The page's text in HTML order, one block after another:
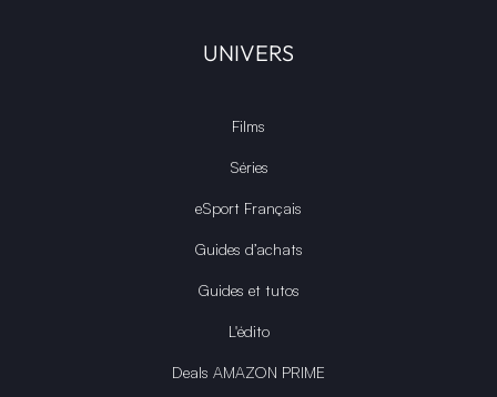
UNIVERS
Films
Séries
eSport Français
Guides d’achats
Guides et tutos
L'édito
Deals AMAZON PRIME